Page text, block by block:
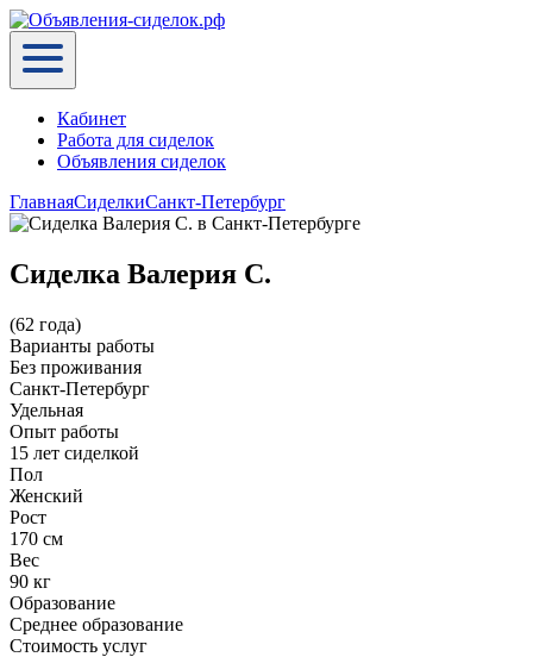
Кабинет
Работа для сиделок
Объявления сиделок
ГлавнаяСиделкиСанкт-Петербург
Сиделка Валерия С.
(62 года)
Варианты работы
Без проживания
Санкт-Петербург
Удельная
Опыт работы
15 лет сиделкой
Пол
Женский
Рост
170 см
Вес
90 кг
Образование
Среднее образование
Стоимость услуг